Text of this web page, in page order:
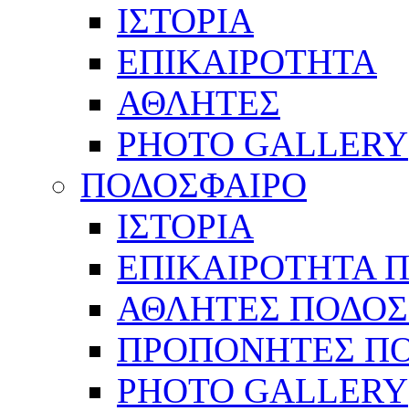
ΙΣΤΟΡΙΑ
ΕΠΙΚΑΙΡΟΤΗΤΑ
ΑΘΛΗΤΕΣ
PHOTO GALLERY
ΠΟΔΟΣΦΑΙΡΟ
ΙΣΤΟΡΙΑ
ΕΠΙΚΑΙΡΟΤΗΤΑ
ΑΘΛΗΤΕΣ
ΠΡΟΠΟΝΗΤΕΣ
PHOTO GALLERY